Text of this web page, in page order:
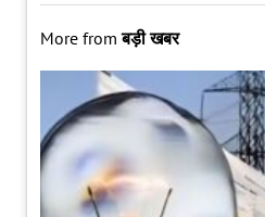
More fromबड़ी खबर